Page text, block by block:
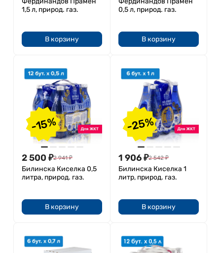
1,5 л, природ. газ.
В корзину
0,5 л, природ. газ.
В корзину
-15%
2 500 ₽2 941 ₽
Билинска Киселка 0,5
литра, природ. газ.
В корзину
-25%
1 906₽2 542 ₽
Билинска Киселка 1
литр, природ. газ.
В корзину